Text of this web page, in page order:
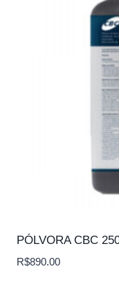
PÓLVORA CBC
R$890.00